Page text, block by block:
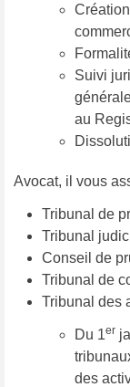
Suivi
au
Avocat, il vous
Tribunal de
Tribunal
Conseil de
Tribunal de
Tribunal des
Du 1er
des